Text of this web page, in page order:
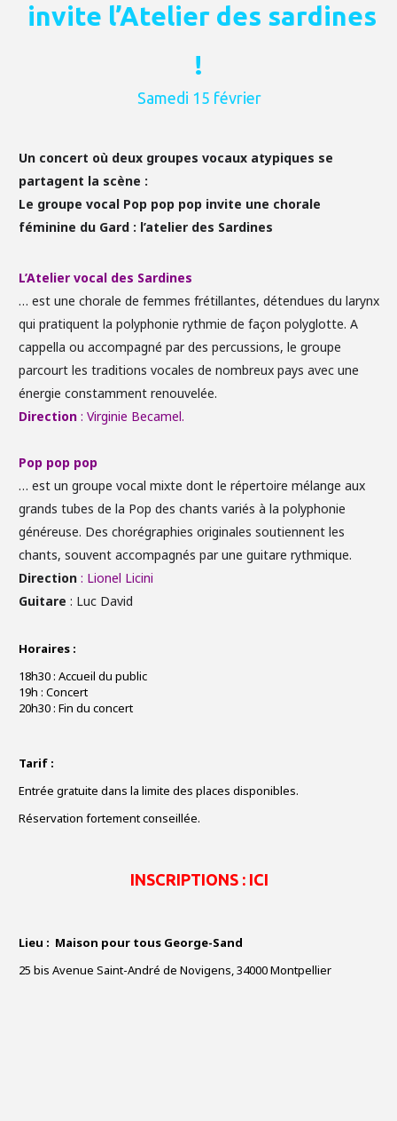
invite l’Atelier des sardines
!
Samedi 15 février
Un concert où deux groupes vocaux atypiques se
partagent la scène :
Le groupe vocal Pop pop pop invite une chorale
féminine du Gard : l’atelier des Sardines
L’Atelier vocal des Sardines
… est une chorale de femmes frétillantes, détendues du larynx
qui pratiquent la polyphonie rythmie de façon polyglotte. A
cappella ou accompagné par des percussions, le groupe
parcourt les traditions vocales de nombreux pays avec une
énergie constamment renouvelée.
Direction : Virginie Becamel.
Pop pop pop
… est un groupe vocal mixte dont le répertoire mélange aux
grands tubes de la Pop des chants variés à la polyphonie
généreuse. Des chorégraphies originales soutiennent les
chants, souvent accompagnés par une guitare rythmique.
Direction : Lionel Licini
Guitare : Luc David
Horaires :
18h30 : Accueil du public
19h : Concert
20h30 : Fin du concert
Tarif :
Entrée gratuite dans la limite des places disponibles.
Réservation fortement conseillée.
INSCRIPTIONS : ICI
Lieu : Maison pour tous George-Sand
25 bis Avenue Saint-André de Novigens, 34000 Montpellier